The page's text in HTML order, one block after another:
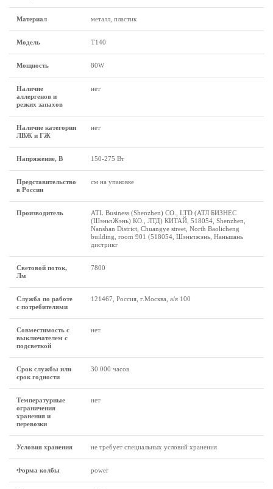
Материал металл, пластик
Модель Т140
Мощность 80W
Наличие
аллергенов и
резких запахов
нет
Наличие категории
ЛВЖ и ГЖ
нет
Напряжение, В 150-275 Вт
Представительство
в России
см на упаковке
Производитель
ATL Business (Shenzhen) CO., LTD (АТЛ БИЗНЕС
(ШэньчЖэнь) КО., ЛТД) КИТАЙ, 518054, Shenzhen,
Nanshan District, Chuangye street, North Baolicheng
building, room 901 (518054, Шэньчжэнь, Наньшань
дистрикт
Световой поток,
Лм
7800
Служба по работе
с потребителями
121467, Россия, г.Москва, а/я 100
Совместимость с
выключателем с
подсветкой
нет
Срок службы или
срок годности
30 000 часов
Температурные
ограничения
хранения и
перевозки
нет
Условия хранения не требует специальных условий хранения
Форма колбы power